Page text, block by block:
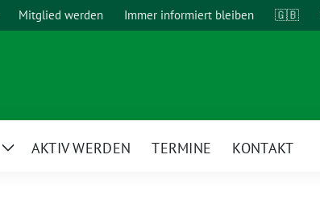
Mitglied werden Immer informiert bleiben 🇬🇧
ZeigeAKTIV WERDEN TERMINE KONTAKT